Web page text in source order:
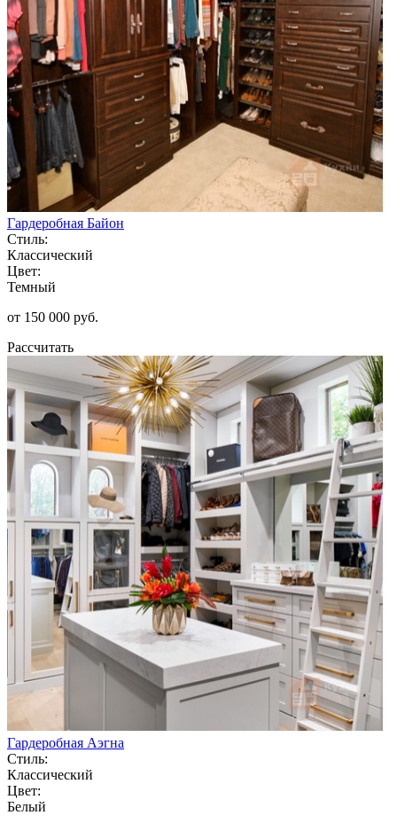
Гардеробная Байон
Стиль:
Классический
Цвет:
Темный
от 150 000 руб.
Рассчитать
Гардеробная Аэгна
Стиль:
Классический
Цвет:
Белый